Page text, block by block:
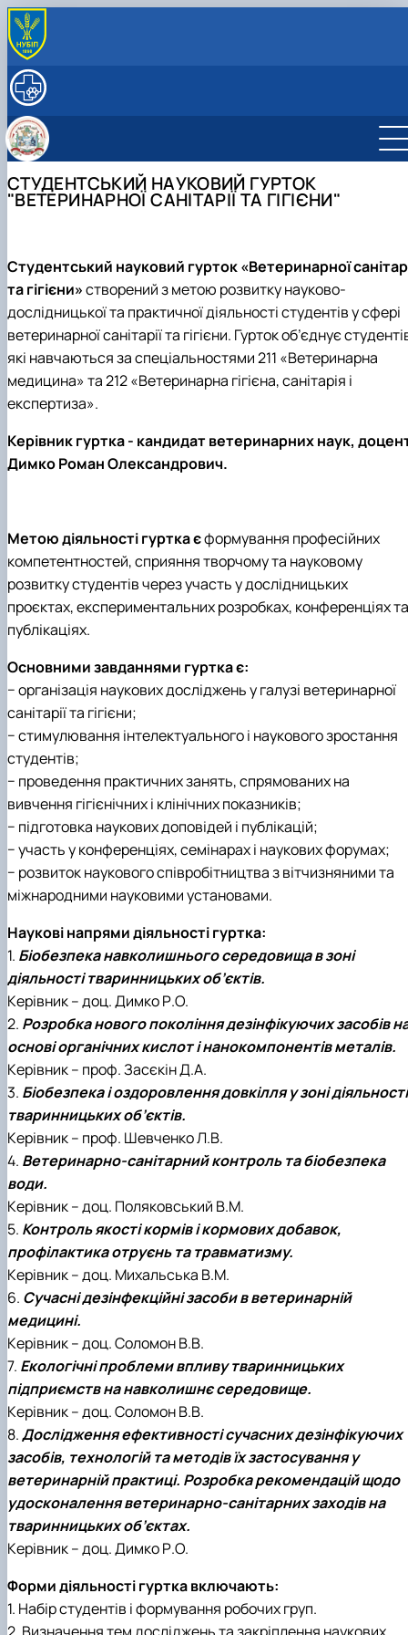
ПРО КАФЕДРУ
НАУКОВА РОБОТА
санітарії та гігієни»
Студентський науковий гурток «Інновації та
Наукові розробки
Наукові школи
Аспірантура
МІЖНАРОДНА ДІЯЛЬНІСТЬ
Модуль Жана Моне "Контроль безпечності
харчових продуктів у ЄС" (587548-EPP-1-2…
СТУДЕНТСЬКИЙ НАУКОВИЙ ГУРТОК
"ВЕТЕРИНАРНОЇ САНІТАРІЇ ТА ГІГІЄНИ"
Студентський науковий гурток«Ветеринарної
та гігієни»створений з метою розвитку науково-
дослідницької та практичної діяльності студентів у сфері
ветеринарної санітарії та гігієни. Гурток об’єднує
які навчаються за спеціальностями 211 «Ветеринарна
медицина» та 212 «Ветеринарна гігієна, санітарія і
експертиза».
Керівник гуртка - кандидат ветеринарних наук,
Димко Роман Олександрович.
Метою діяльності гуртка єформування професійних
компетентностей, сприяння творчому та науковому
розвитку студентів через участь у дослідницьких
проєктах, експериментальних розробках, конференціях та
публікаціях.
Основними завданнями гуртка є:
− організація наукових досліджень у галузі ветеринарної
санітарії та гігієни;
− стимулювання інтелектуального і наукового зростання
студентів;
− проведення практичних занять, спрямованих на
вивчення гігієнічних і клінічних показників;
− підготовка наукових доповідей і публікацій;
− участь у конференціях, семінарах і наукових форумах;
− розвиток наукового співробітництва з вітчизняними та
міжнародними науковими установами.
Наукові напрями діяльності гуртка:
1. Біобезпека навколишнього середовища в зоні
діяльності тваринницьких об’єктів.
Керівник – доц. Димко Р.О.
2. Розробка нового покоління дезінфікуючих засобів
основі органічних кислот і нанокомпонентів металів.
Керівник – проф. Засєкін Д.А.
3. Біобезпека і оздоровлення довкілля у зоні діяльності
тваринницьких об’єктів.
Керівник – проф. Шевченко Л.В.
4. Ветеринарно-санітарний контроль та біобезпека
води.
Керівник – доц. Поляковський В.М.
5. Контроль якості кормів і кормових добавок,
профілактика отруєнь та травматизму.
Керівник – доц. Михальська В.М.
6. Сучасні дезінфекційні засоби в ветеринарній
медицині.
Керівник – доц. Соломон В.В.
7. Екологічні проблеми впливу тваринницьких
підприємств на навколишнє середовище.
Керівник – доц. Соломон В.В.
8.Дослідження ефективності сучасних дезінфікуючих
засобів, технологій та методів їх застосування у
ветеринарній практиці. Розробка рекомендацій щодо
удосконалення ветеринарно-санітарних заходів на
тваринницьких об’єктах.
Керівник – доц. Димко Р.О.
Форми діяльності гуртка включають:
1. Набір студентів і формування робочих груп.